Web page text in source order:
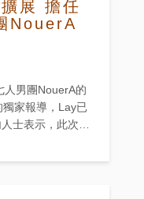
展 擔任
NouerA
人男團NouerA的
士表示，此次合